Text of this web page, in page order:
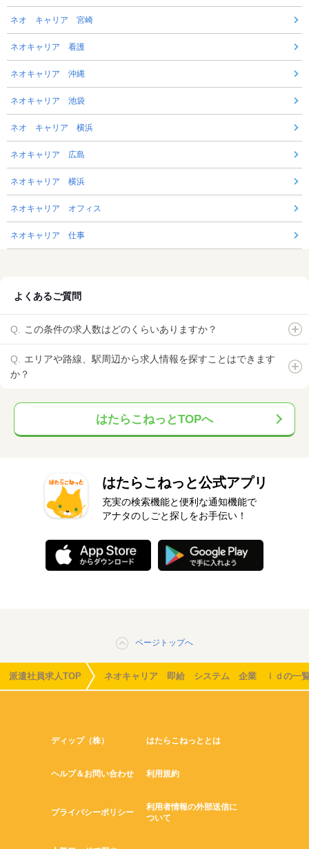
ネオ キャリア 宮崎
ネオキャリア 看護
ネオキャリア 沖縄
ネオキャリア 池袋
ネオ キャリア 横浜
ネオキャリア 広島
ネオキャリア 横浜
ネオキャリア オフィス
ネオキャリア 仕事
よくあるご質問
この条件の求人数はどのくらいありますか？
エリアや路線、駅周辺から求人情報を探すことはできます
か？
はたらこねっとTOPへ
はたらこねっと公式アプリ
充実の検索機能と便利な通知機能で
アナタのしごと探しをお手伝い！
ページトップへ
派遣社員求人TOP ネオキャリア 即給 システム 企業 ｉｄの一
ディップ（株） はたらこねっととは
ヘルプ＆お問い合わせ 利用規約
プライバシーポリシー
利用者情報の外部送信に
ついて